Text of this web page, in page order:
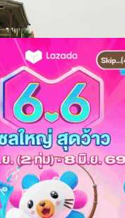
ดินเชียงคานแล้ว จัง